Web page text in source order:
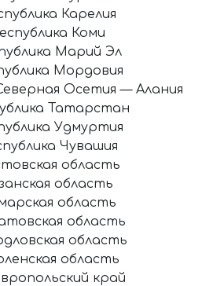
Карелия
Коми
Марий Эл
Мордовия
Осетия — Алания
Татарстан
Удмуртия
Чувашия
область
область
область
область
область
область
край